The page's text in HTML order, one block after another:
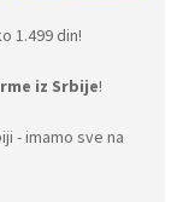
1.499 din!
iz Srbije!
- imamo sve na